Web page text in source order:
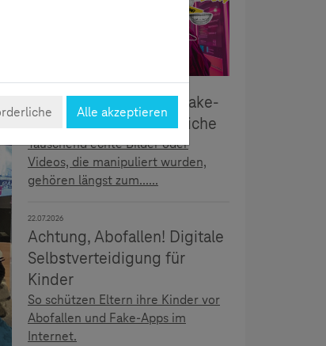
5.08.2026
Täuschend echt: Deepfake-
Erkennung für Jugendliche
Täuschend echte Bilder oder
Videos, die manipuliert wurden,
gehören längst zum......
22.07.2026
Achtung, Abofallen! Digitale
Selbstverteidigung für
Kinder
So schützen Eltern ihre Kinder vor
Abofallen und Fake-Apps im
Internet.
Alle akzeptieren